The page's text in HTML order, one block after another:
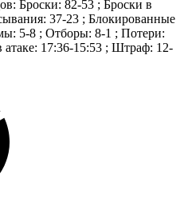
Броски: 82-53 ; Броски в
37-23 ; Блокированные
5-8 ; Отборы: 8-1 ; Потери:
17:36-15:53 ; Штраф: 12-